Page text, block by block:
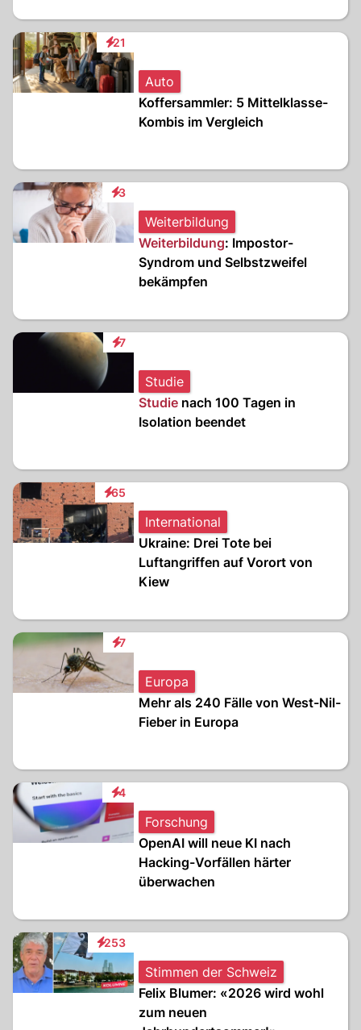
21
Interaktionen
Auto
Koffersammler: 5 Mittelklasse-
Kombis im Vergleich
3
Interaktionen
Weiterbildung
Weiterbildung: Impostor-
Syndrom und Selbstzweifel
bekämpfen
7
Interaktionen
Studie
Studie nach 100 Tagen in
Isolation beendet
65
Interaktionen
International
Ukraine: Drei Tote bei
Luftangriffen auf Vorort von
Kiew
7
Interaktionen
Europa
Mehr als 240 Fälle von West-Nil-
Fieber in Europa
4
Interaktionen
Forschung
OpenAI will neue KI nach
Hacking-Vorfällen härter
überwachen
253
Interaktionen
Stimmen der Schweiz
Felix Blumer: «2026 wird wohl
zum neuen